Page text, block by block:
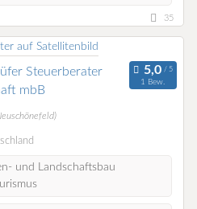
35
Steuerberater
mbB
1 Bew.
und Landschaftsbau